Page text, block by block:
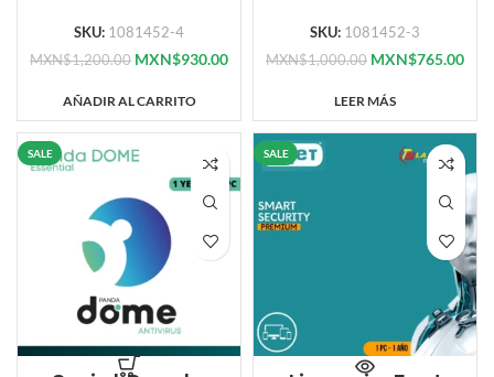
SKU: 1081452-4
MXN$1,200.00 MXN$930.00
AÑADIR AL CARRITO
SKU: 1081452-3
MXN$1,000.00 MXN$765.00
LEER MÁS
SALE SALE